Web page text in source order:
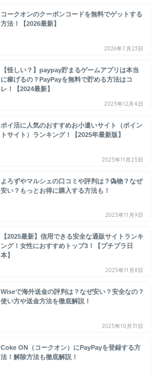
コークオンのクーポンコードを無料でゲットする
方法！【2026最新】
2026年7月23日
【怪しい？】paypay貯まるゲームアプリは本当
に稼げるの？PayPayを無料で貯める方法はコ
レ！【2024最新】
2025年12月4日
ポイ活に人気のおすすめお小遣いサイト（ポイン
トサイト）ランキング！【2025年最新版】
2025年11月25日
よろずやマルシェの口コミや評判は？偽物？なぜ
安い？もっとお得に購入する方法も！
2025年11月9日
【2025最新】信用できる安全な通販サイトランキ
ング！女性におすすめトップ3！【プチプラ日
本】
2025年11月8日
Wiseで海外送金の評判は？なぜ安い？安全なの？
使い方や送金方法を徹底解説！
2025年10月31日
Coke ON（コークオン）にPayPayを登録する方
法！解除方法も徹底解説！